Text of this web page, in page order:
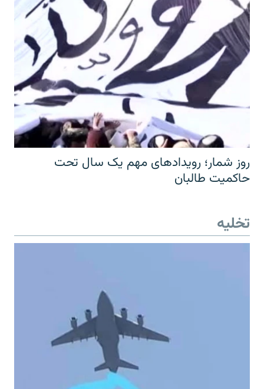
روز شمار؛ رویدادهای مهم یک سال تحت
حاکمیت طالبان
تخلیه